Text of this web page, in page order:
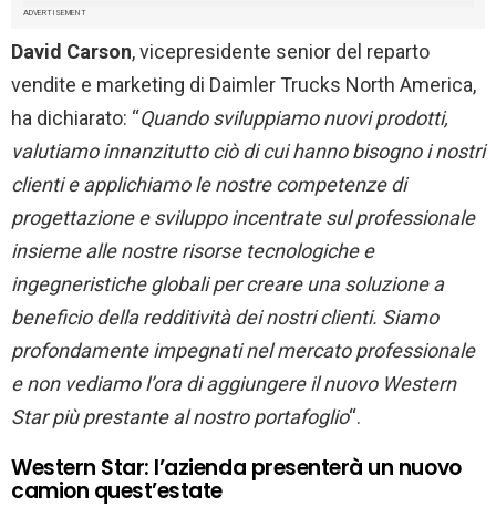
ADVERTISEMENT
David Carson, vicepresidente senior del reparto
vendite e marketing di Daimler Trucks North America,
ha dichiarato: “Quando sviluppiamo nuovi prodotti,
valutiamo innanzitutto ciò di cuihanno bisognoi nostri
clienti e applichiamo le nostre competenze di
progettazione e sviluppo incentrate sul professionale
insieme alle nostre risorse tecnologiche e
ingegneristiche globali per creare una soluzione a
beneficio della redditività dei nostri clienti. Siamo
profondamente impegnati nel mercato professionale
e non vediamo l’ora di aggiungereil nuovo Western
Star più prestanteal nostro portafoglio“.
Western Star: l’azienda presenterà un nuovo
camion quest’estate